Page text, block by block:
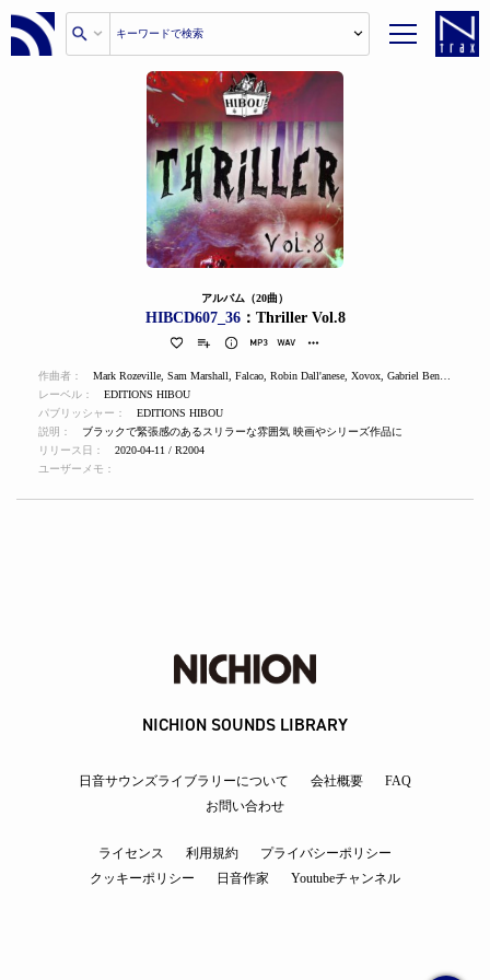
アルバム（20曲）
HIBCD607_36：Thriller Vol.8
作曲者： Mark Rozeville Sam Marshall Falcao Robin Dall'anese Xovox Gabriel Benhamou
レーベル：
EDITIONS HIBOU
パブリッシャー：
EDITIONS HIBOU
説明：
ブラックで緊張感のあるスリラーな雰囲気 映画やシリーズ作品に
リリース日：
2020-04-11 / R2004
ユーザーメモ：
NICHION SOUNDS LIBRARY
日音サウンズライブラリーについて 会社概要
FAQ
お問い合わせ
ライセンス 利用規約
プライバシーポリシー
クッキーポリシー
日音作家 Youtubeチャンネル